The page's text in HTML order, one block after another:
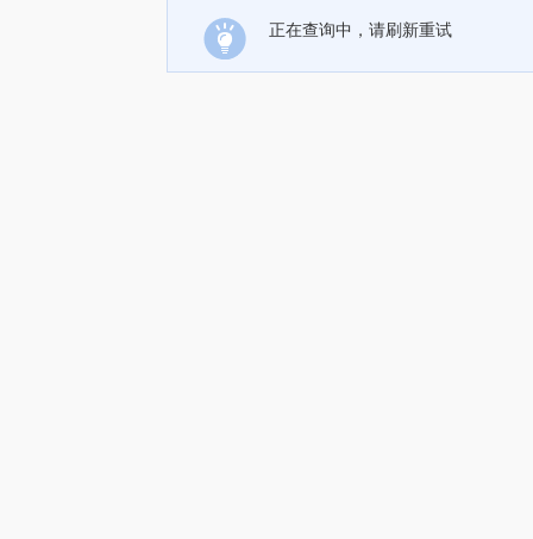
正在查询中，请刷新重试